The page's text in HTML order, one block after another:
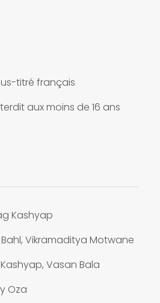
titré français
aux moins de 16 ans
Kashyap
Vikramaditya Motwane
Vasan Bala
Oza